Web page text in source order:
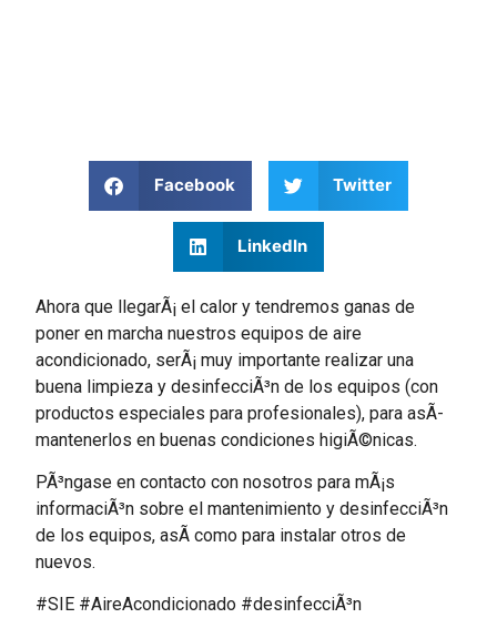
Facebook Twitter
LinkedIn
Ahora que llegarÃ¡ el calor y tendremos ganas de
poner en marcha nuestros equipos de aire
acondicionado, serÃ¡ muy importante realizar una
buena limpieza y desinfecciÃ³n de los equipos (con
productos especiales para profesionales), para asÃ­
mantenerlos en buenas condiciones higiÃ©nicas.
PÃ³ngase en contacto con nosotros para mÃ¡s
informaciÃ³n sobre el mantenimiento y desinfecciÃ³n
de los equipos, asÃ­ como para instalar otros de
nuevos.
#SIE #AireAcondicionado #desinfecciÃ³n